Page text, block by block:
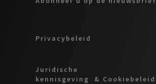
Privacybeleid
Juridische
kennisgeving & Cookiebeleid